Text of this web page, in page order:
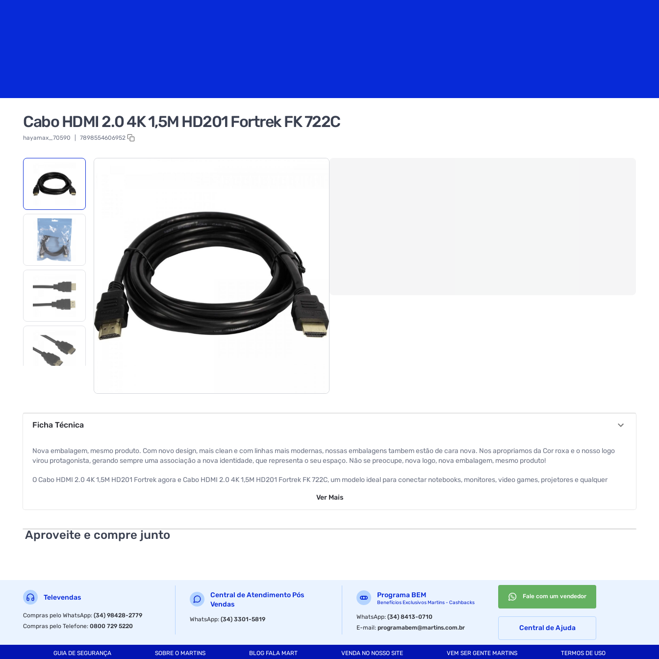
Cabo HDMI 2.0 4K 1,5M HD201 Fortrek FK 722C
hayamax_70590 7898554606952
Ficha Técnica
Nova embalagem, mesmo produto. Com novo design, mais clean e com linhas mais modernas, nossas embalagens tambem estão de cara nova. Nos apropriamos da Cor roxa e o nosso logo
virou protagonista, gerando sempre uma associação a nova identidade, que representa o seu espaço. Não se preocupe, nova logo, nova embalagem, mesmo produto!
O Cabo HDMI 2.0 4K 1,5M HD201 Fortrek agora e Cabo HDMI 2.0 4K 1,5M HD201 Fortrek FK 722C, um modelo ideal para conectar notebooks, monitores, video games, projetores e qualquer
Tamanho 1.5 m
Ver Mais
Aproveite e compre junto
Televendas
Compras pelo WhatsApp:(34) 98428-2779
Compras pelo Telefone:0800 729 5220
Central de Atendimento Pós
Vendas
WhatsApp:(34) 3301-5819
Programa BEM
Benefícios Exclusivos Martins - Cashbacks
WhatsApp:(34) 8413-0710
E-mail:programabem@martins.com.br
Fale com um vendedor
Central de Ajuda
GUIA DE SEGURANÇA SOBRE O MARTINS BLOG FALA MART VENDA NO NOSSO SITE VEM SER GENTE MARTINS TERMOS DE USO